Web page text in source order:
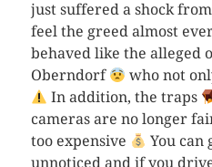
just suffered a shock
feel the greed almost
behaved like the alleged
Oberndorf
who not
In addition, the traps
cameras are no longer
too expensive
You can
unnoticed and if you